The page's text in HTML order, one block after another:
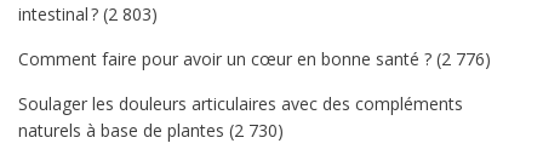
intestinal ? (2 803)
Comment faire pour avoir un cœur en bonne santé ? (2 776)
Soulager les douleurs articulaires avec des compléments
naturels à base de plantes (2 730)